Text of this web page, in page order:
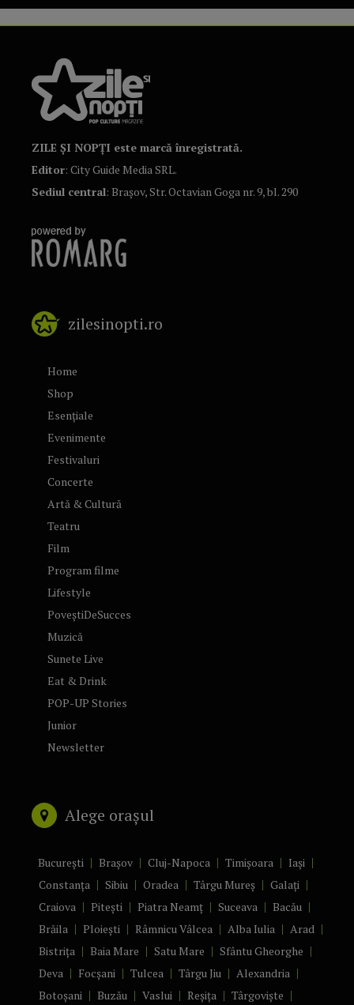
ZILE ȘI NOPȚI este marcă înregistrată.
Editor: City Guide Media SRL.
Sediul central: Brașov, Str. Octavian Goga nr. 9, bl. 290
zilesinopti.ro
Home
Shop
Esențiale
Evenimente
Festivaluri
Concerte
Artă & Cultură
Teatru
Film
Program filme
Lifestyle
PoveștiDeSucces
Muzică
Sunete Live
Eat & Drink
POP-UP Stories
Junior
Newsletter
Alege orașul
București Brașov Cluj-Napoca Timișoara
Iași
Constanța
Sibiu Oradea Târgu Mureș
Galați
Craiova
Pitești Piatra Neamț Suceava
Bacău
Brăila
Ploiești Râmnicu Vâlcea Alba Iulia
Arad
Bistrița
Baia Mare Satu Mare
Sfântu Gheorghe
Deva
Focșani Tulcea Târgu Jiu
Alexandria
Botoșani
Buzău Vaslui Reșița
Târgoviște